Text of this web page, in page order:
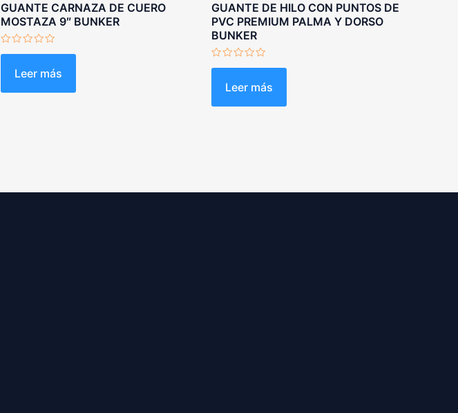
GUANTE CARNAZA DE CUERO
MOSTAZA 9″ BUNKER
Valorado
Leer más
GUANTE DE HILO CON PUNTOS DE
PVC PREMIUM PALMA Y DORSO
BUNKER
Valorado
Leer más